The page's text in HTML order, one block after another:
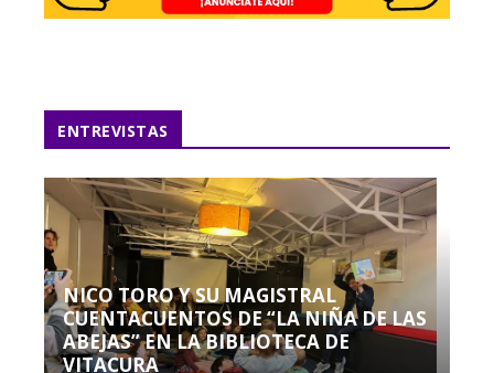
ENTREVISTAS
NICO TORO Y SU MAGISTRAL
CUENTACUENTOS DE “LA NIÑA DE LAS
ABEJAS” EN LA BIBLIOTECA DE
VITACURA